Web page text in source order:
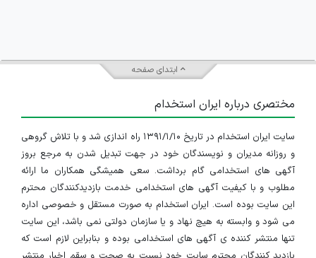
ابتدای صفحه
مختصری درباره ایران استخدام
سایت ایران استخدام در تاریخ ۱۳۹۱/۱/۱۰ راه اندازی شد و با تلاش گروهی
و روزانه مدیران و نویسندگان خود در جهت تبدیل شدن به مرجع بروز
آگهی های استخدامی گام برداشت. سعی همیشگی همکاران ما ارائه
مطلوب و با کیفیت آگهی های استخدامی خدمت بازدیدکنندگان محترم
این سایت بوده است. ایران استخدام به صورت مستقل و خصوصی اداره
می شود و وابسته به هیچ نهاد و یا سازمان دولتی نمی باشد، این سایت
تنها منتشر کننده ی آگهی های استخدامی بوده و بنابراین لازم است که